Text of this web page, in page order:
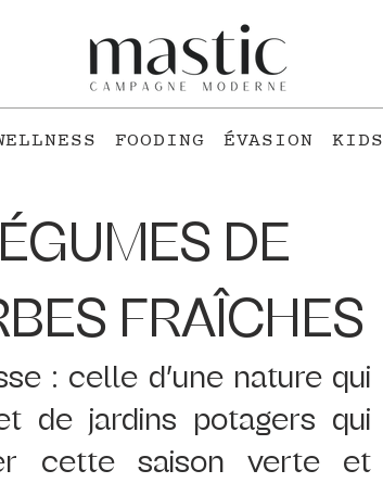
FOODING ÉVASION KIDS
DE
FRAÎCHES
: celle d’une nature qui
de jardins potagers qui
cette saison verte et